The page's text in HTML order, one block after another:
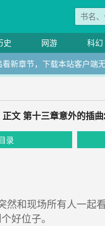
史 网游 科幻
看新章节，下载本站客户端
正文 第十三章意外的插曲
录
和现场所有人一起
好位子。